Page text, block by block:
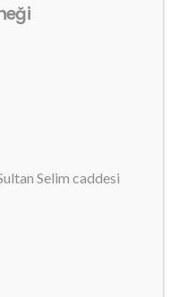
Selim caddesi